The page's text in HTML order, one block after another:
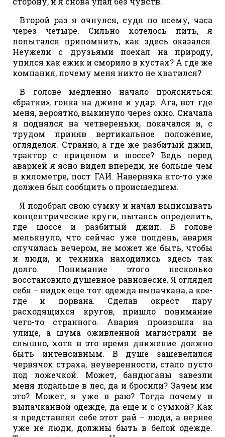
Второй раз я очнулся, судя по всему, часа
через четыре. Сильно хотелось пить, я
попытался припомнить, как здесь оказался.
Неужели с друзьями поехал на природу,
упился как ежик и сморило в кустах? А где же
компания, почему меня никто не хватился?
В голове медленно начало проясняться:
«братки», гонка на джипе и удар. Ага, вот где
меня, вероятно, выкинуло через окно. Сначала
я поднялся на четвереньки, покачался и, с
трудом приняв вертикальное положение,
огляделся. Странно, а где же разбитый джип,
трактор с прицепом и шоссе? Ведь перед
аварией я ясно видел впереди, не больше чем
в километре, пост ГАИ. Наверняка кто-то уже
должен был сообщить о происшедшем.
Я подобрал свою сумку и начал выписывать
концентрические круги, пытаясь определить,
где шоссе и разбитый джип. В голове
мелькнуло, что сейчас уже полдень, авария
случилась вечером, не может же быть, чтобы
и люди, и техника находились здесь так
долго. Понимание этого несколько
восстановило душевное равновесие. Я оглядел
себя – видок еще тот: одежда выпачкана, а кое-
где и порвана. Сделав окрест пару
расходящихся кругов, пришло понимание
чего-то странного. Авария произошла на
улице, а шума оживленной магистрали не
слышно, хотя в это время движение должно
быть интенсивным. В душе зашевелился
червячок страха, неуверенности, стало пусто
под ложечкой. Может, бандюганы завезли
меня подальше в лес, да и бросили? Зачем им
это? Может, я уже в раю? Тогда почему в
выпачканной одежде, да еще и с сумкой? Как
я представлял себе этот рай – люди, а вернее
уже не люди, должны быть в белой одежде.